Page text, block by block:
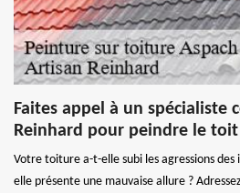
Faites appel à un spécialiste
Reinhard pour peindre le
Votre toiture a-t-elle subi les agressions
elle présente une mauvaise allure ?